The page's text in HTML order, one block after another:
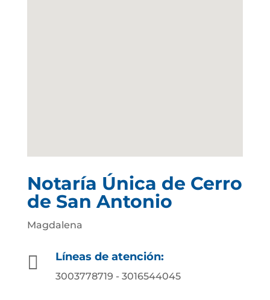
Notaría Única de Cerro
de San Antonio
Magdalena
 Líneas de atención:
3003778719 - 3016544045